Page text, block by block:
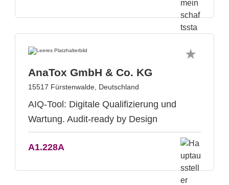
AnaTox GmbH & Co. KG
15517 Fürstenwalde, Deutschland
AIQ-Tool: Digitale Qualifizierung und
Wartung. Audit-ready by Design
A1.228A